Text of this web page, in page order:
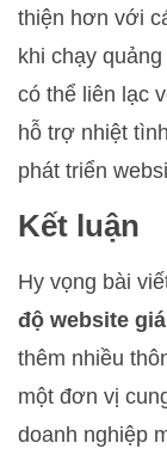
thiện hơn với
khi chạy
có thể liên lạc
hỗ trợ nhiệt
phát triển
Kết luận
Hy vọng bài
độ website
thêm nhiều
một đơn vị
doanh nghiệp